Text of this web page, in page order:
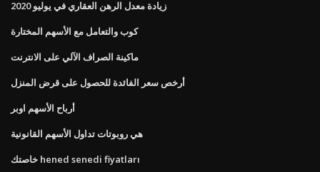
زيادة معدل الرهن العقاري في يوليو 2020
كوب والتعامل مع الأسهم المختارة
ماكينة الصراف الآلي على الانترنت
أرخص سعر الفائدة للحصول على قرض المنزل
أرباح الأسهم اوبر
هي روبوتات تداول الأسهم القانونية
خاصتك hened senedi fiyatları